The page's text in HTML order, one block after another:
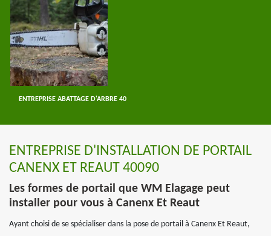
ENTREPRISE ABATTAGE D'ARBRE 40
ENTREPRISE D'INSTALLATION DE PORTAIL
CANENX ET REAUT 40090
Les formes de portail que WM Elagage peut
installer pour vous à Canenx Et Reaut
Ayant choisi de se spécialiser dans la pose de portail à Canenx Et Reaut,